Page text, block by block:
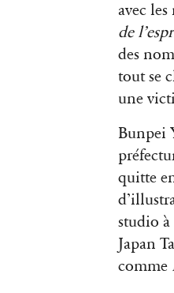
avec
de
des
tout se
une
Bunpei
quitte
studio
Japan
comme